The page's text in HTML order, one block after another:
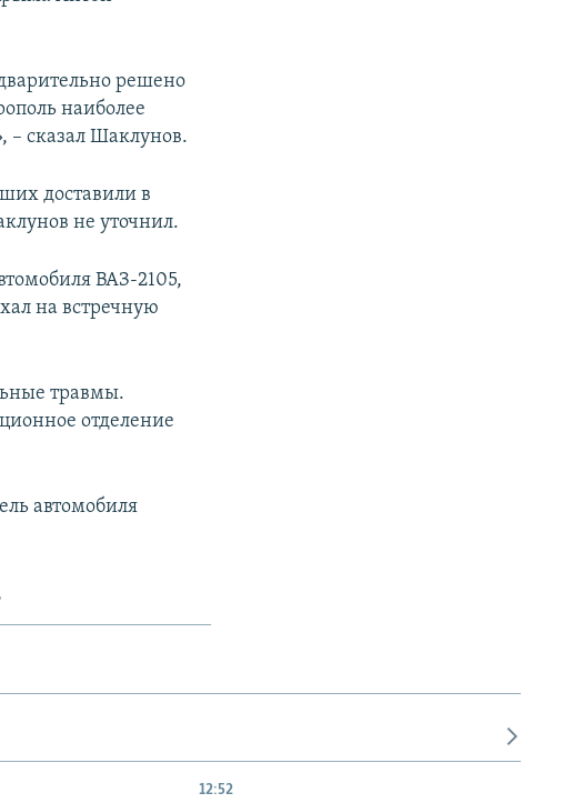
решено
наиболее
сказал​ Шаклунов.
доставили в
не уточнил.
ВАЗ-2105,
на встречную
травмы.
отделение
автомобиля
12:52